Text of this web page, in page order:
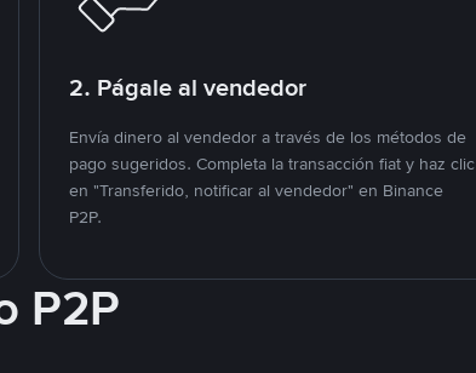
2. Págale al vendedor
Envía dinero al vendedor a través de los métodos de
pago sugeridos. Completa la transacción fiat y haz clic
en "Transferido, notificar al vendedor" en Binance
P2P.
P2P